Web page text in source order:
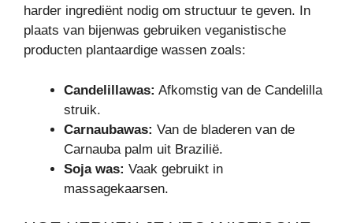
harder ingrediënt nodig om structuur te geven. In
plaats van bijenwas gebruiken veganistische
producten plantaardige wassen zoals:
Candelillawas: Afkomstig van de Candelilla
struik.
Carnaubawas: Van de bladeren van de
Carnauba palm uit Brazilië.
Soja was: Vaak gebruikt in
massagekaarsen.